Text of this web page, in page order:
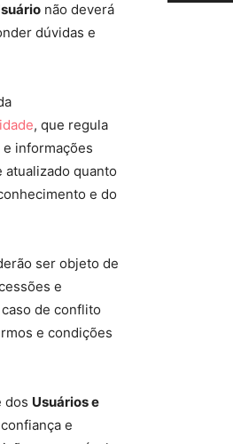
não deverá
dúvidas e
, que regula
informações
atualizado quanto
e do
ser objeto de
e
caso de conflito
e condições
dos Usuários e
e